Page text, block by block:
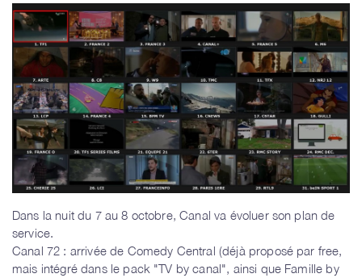
Dans la nuit du 7 au 8 octobre, Canal va évoluer son plan de
service.
Canal 72 : arrivée de Comedy Central (déjà proposé par free,
mais intégré dans le pack "TV by canal", ainsi que Famille by